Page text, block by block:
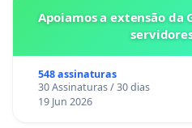
Apoiamos a extensão da
servidores
548 assinaturas
30 Assinaturas / 30 dias
19 Jun 2026